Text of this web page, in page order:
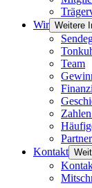
Wir Weitere
Team
Partner
Kontakt